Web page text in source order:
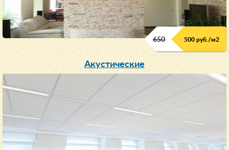
650 500 руб./м2
Акустические